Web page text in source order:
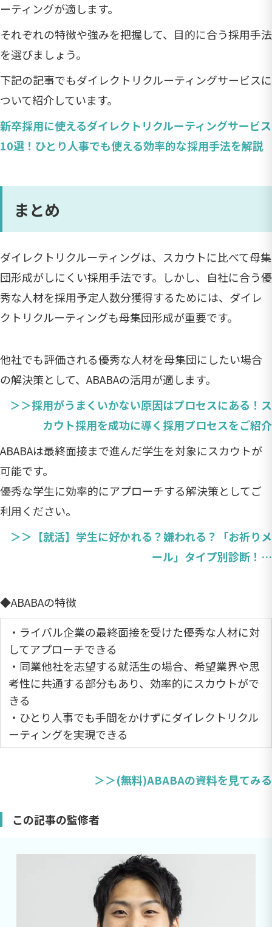
ーティングが適します。
それぞれの特徴や強みを把握して、目的に合う採用手法
を選びましょう。
下記の記事でもダイレクトリクルーティングサービスに
ついて紹介しています。
新卒採用に使えるダイレクトリクルーティングサービス
10選！ひとり人事でも使える効率的な採用手法を解説
まとめ
ダイレクトリクルーティングは、スカウトに比べて母集
団形成がしにくい採用手法です。しかし、自社に合う優
秀な人材を採用予定人数分獲得するためには、ダイレ
クトリクルーティングも母集団形成が重要です。
他社でも評価される優秀な人材を母集団にしたい場合
の解決策として、ABABAの活用が適します。
＞＞採用がうまくいかない原因はプロセスにある！ス
カウト採用を成功に導く採用プロセスをご紹介
ABABAは最終面接まで進んだ学生を対象にスカウトが
可能です。
優秀な学生に効率的にアプローチする解決策としてご
利用ください。
＞＞【就活】学生に好かれる？嫌われる？「お祈りメ
ール」タイプ別診断！…
◆ABABAの特徴
・ライバル企業の最終面接を受けた優秀な人材に対
してアプローチできる
・同業他社を志望する就活生の場合、希望業界や思
考性に共通する部分もあり、効率的にスカウトがで
きる
・ひとり人事でも手間をかけずにダイレクトリクル
ーティングを実現できる
＞＞(無料)ABABAの資料を見てみる
この記事の監修者